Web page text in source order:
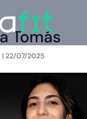
Tomás
| 22/07/2025